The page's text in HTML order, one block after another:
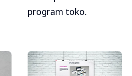
program toko.